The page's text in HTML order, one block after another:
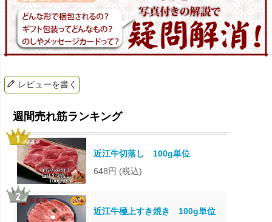
レビューを書く
近江牛切落し 100g単位
648円 (税込)
近江牛極上すき焼き 100g単位